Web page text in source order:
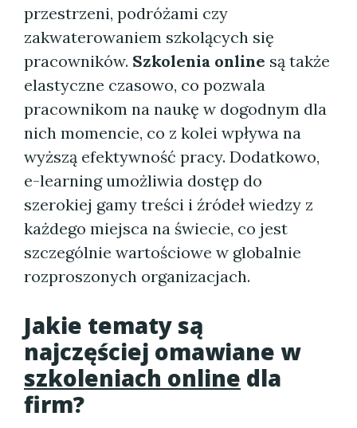
przestrzeni, podróżami czy
zakwaterowaniem szkolących się
pracowników. Szkolenia online są także
elastyczne czasowo, co pozwala
pracownikom na naukę w dogodnym dla
nich momencie, co z kolei wpływa na
wyższą efektywność pracy. Dodatkowo,
e-learning umożliwia dostęp do
szerokiej gamy treści i źródeł wiedzy z
każdego miejsca na świecie, co jest
szczególnie wartościowe w globalnie
rozproszonych organizacjach.
Jakie tematy są
najczęściej omawiane w
szkoleniach online dla
firm?